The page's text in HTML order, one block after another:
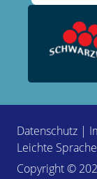
Datenschutz |
Leichte Sprache
Copyright ©